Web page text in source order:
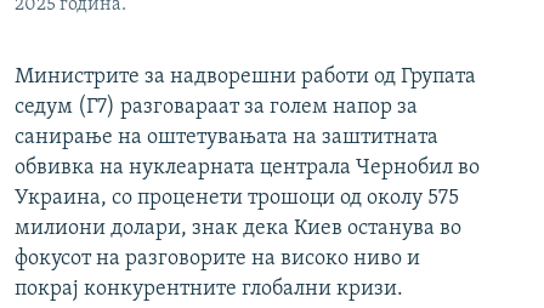
2025 година.
Министрите за надворешни работи од Групата
седум (Г7) разговараат за голем напор за
санирање на оштетувањата на заштитната
обвивка на нуклеарната централа Чернобил во
Украина, со проценети трошоци од околу 575
милиони долари, знак дека Киев останува во
фокусот на разговорите на високо ниво и
покрај конкурентните глобални кризи.